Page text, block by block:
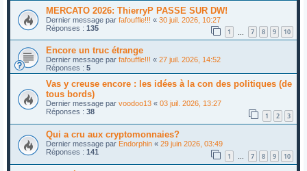
MERCATO 2026: ThierryP PASSE SUR DW!
Dernier message par fafouffle!!! « 30 juil. 2026, 10:27
Réponses : 135 1 7 8 9 10
Encore un truc étrange
Dernier message par fafouffle!!! « 27 juil. 2026, 14:52
Réponses : 5
Vas y creuse encore : les idées à la con des politiques (de
tous bords)
Dernier message par voodoo13 « 03 juil. 2026, 13:27
Réponses : 38 1 2 3
Qui a cru aux cryptomonnaies?
Dernier message par Endorphin « 29 juin 2026, 03:49
Réponses : 141 1 … 7 8 9 10